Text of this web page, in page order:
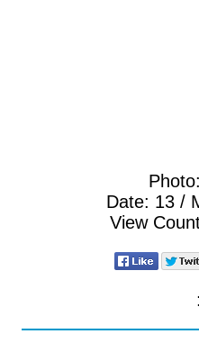
Photo:
Date: 13 /
View